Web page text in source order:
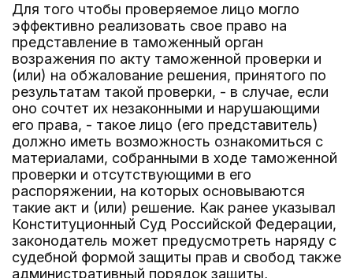
Для того чтобы проверяемое лицо могло
эффективно реализовать свое право на
представление в таможенный орган
возражения по акту таможенной проверки и
(или) на обжалование решения, принятого по
результатам такой проверки, - в случае, если
оно сочтет их незаконными и нарушающими
его права, - такое лицо (его представитель)
должно иметь возможность ознакомиться с
материалами, собранными в ходе таможенной
проверки и отсутствующими в его
распоряжении, на которых основываются
такие акт и (или) решение. Как ранее указывал
Конституционный Суд Российской Федерации,
законодатель может предусмотреть наряду с
судебной формой защиты прав и свобод также
административный порядок защиты,